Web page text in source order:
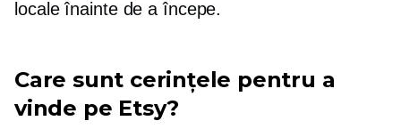
locale înainte de a începe.
Care sunt cerințele pentru a
vinde pe Etsy?